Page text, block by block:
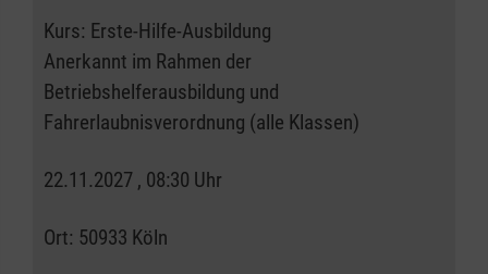
Kurs: Erste-Hilfe-Ausbildung
Anerkannt im Rahmen der
Betriebshelferausbildung und
Fahrerlaubnisverordnung (alle Klassen)
22.11.2027 , 08:30 Uhr
Ort: 50933 Köln